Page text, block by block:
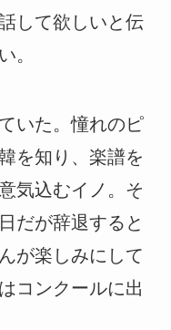
して欲しいと伝
。
いた。憧れのピ
を知り、楽譜を
気込むイノ。そ
だが辞退すると
が楽しみにして
コンクールに出